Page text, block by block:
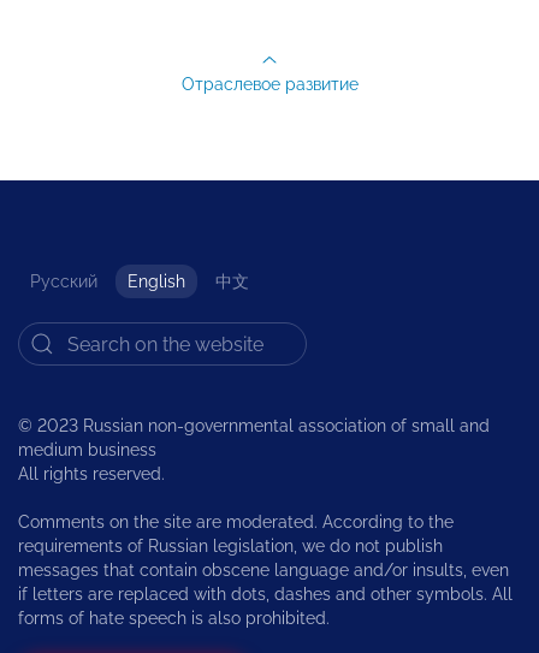
Отраслевое развитие
Русский English 中文
© 2023 Russian non-governmental association of small and
medium business
All rights reserved.
Comments on the site are moderated. According to the
requirements of Russian legislation, we do not publish
messages that contain obscene language and/or insults, even
if letters are replaced with dots, dashes and other symbols. All
forms of hate speech is also prohibited.